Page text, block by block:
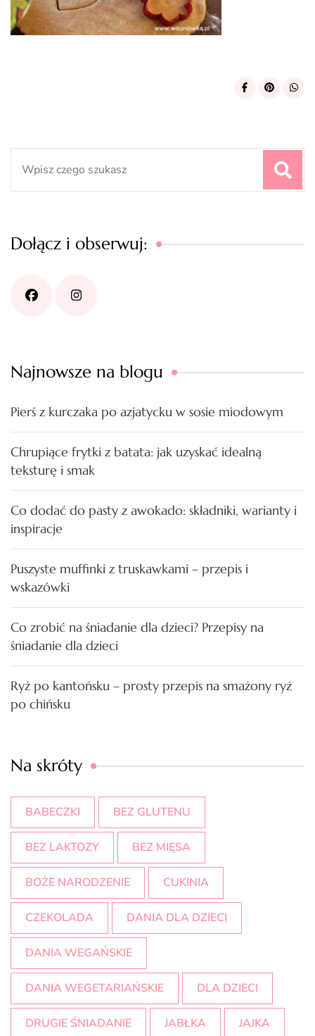
Dołącz i obserwuj:
Najnowsze na blogu
Pierś z kurczaka po azjatycku w sosie miodowym
Chrupiące frytki z batata: jak uzyskać idealną
teksturę i smak
Co dodać do pasty z awokado: składniki, warianty i
inspiracje
Puszyste muffinki z truskawkami – przepis i
wskazówki
Co zrobić na śniadanie dla dzieci? Przepisy na
śniadanie dla dzieci
Ryż po kantońsku – prosty przepis na smażony ryż
po chińsku
Na skróty
BABECZKI BEZ GLUTENU
BEZ LAKTOZY BEZ MIĘSA
BOŻE NARODZENIE CUKINIA
CZEKOLADA DANIA DLA DZIECI
DANIA WEGAŃSKIE
DANIA WEGETARIAŃSKIE DLA DZIECI
DRUGIE ŚNIADANIE JABŁKA JAJKA